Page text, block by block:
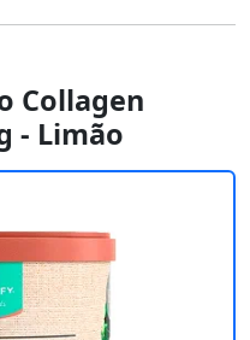
Collagen
- Limão